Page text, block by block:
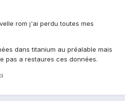
rom j'ai perdu toutes mes
dans titanium au préalable mais
pas a restaures ces données.